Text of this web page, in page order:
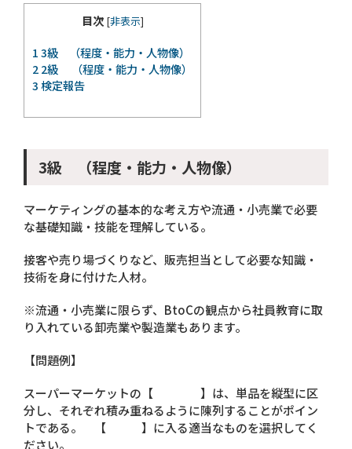
目次 [非表示]
13級 （程度・能力・人物像）
22級 （程度・能力・人物像）
3検定報告
3級 （程度・能力・人物像）
マーケティングの基本的な考え方や流通・小売業で必要
な基礎知識・技能を理解している。
接客や売り場づくりなど、販売担当として必要な知識・
技術を身に付けた人材。
※流通・小売業に限らず、BtoCの観点から社員教育に取
り入れている卸売業や製造業もあります。
【問題例】
スーパーマーケットの【 】は、単品を縦型に区
分し、それぞれ積み重ねるように陳列することがポイン
トである。 【 】に入る適当なものを選択してく
ださい。